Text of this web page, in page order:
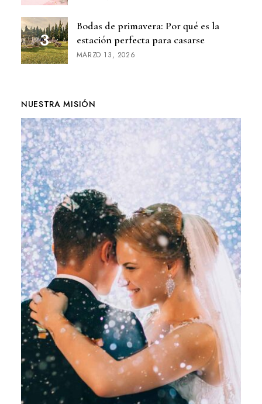
Bodas de primavera: Por qué es la
estación perfecta para casarse
MARZO 13, 2026
NUESTRA MISIÓN